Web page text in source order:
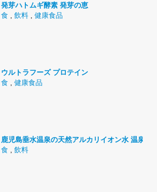
発芽ハトムギ酵素 発芽の恵
食
飲料 健康食品
ウルトラフーズ プロテイン
食
健康食品
鹿児島垂水温泉の天然アルカリイオン水 温泉水
食
飲料